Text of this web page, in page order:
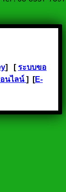
] [ระบบขอ
นไลน์] [E-